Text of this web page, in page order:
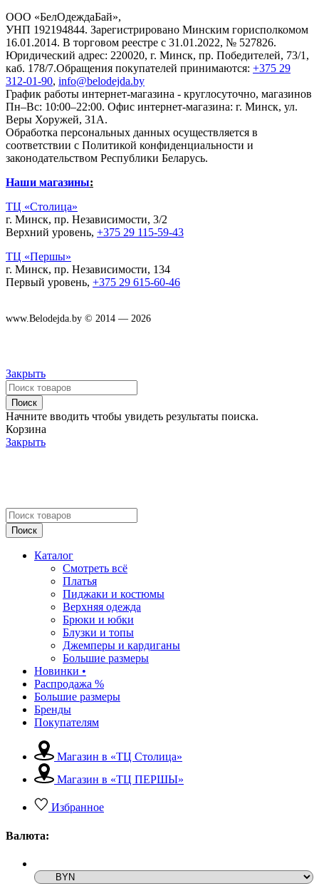
ООО «БелОдеждаБай»,
УНП 192194844. Зарегистрировано Минским горисполкомом
16.01.2014. В торговом реестре с 31.01.2022, № 527826.
Юридический адрес: 220020, г. Минск, пр. Победителей, 73/1,
каб. 178/7.Обращения покупателей принимаются: +375 29
312-01-90, info@belodejda.by
График работы интернет-магазина - круглосуточно, магазинов
Пн–Вс: 10:00–22:00. Офис интернет-магазина: г. Минск, ул.
Веры Хоружей, 31А.
Обработка персональных данных осуществляется в
соответствии с Политикой конфиденциальности и
законодательством Республики Беларусь.
Наши магазины:
ТЦ «Столица»
г. Минск, пр. Независимости, 3/2
Верхний уровень, +375 29 115-59-43
ТЦ «Першы»
г. Минск, пр. Независимости, 134
Первый уровень, +375 29 615-60-46
www.Belodejda.by © 2014 — 2026
Закрыть
Поиск
Начните вводить чтобы увидеть результаты поиска.
Корзина
Закрыть
Поиск
Каталог
Смотреть всё
Платья
Пиджаки и костюмы
Верхняя одежда
Брюки и юбки
Блузки и топы
Джемперы и кардиганы
Большие размеры
Новинки •
Распродажа %
Большие размеры
Бренды
Покупателям
Магазин в «ТЦ Столица»
Магазин в «ТЦ ПЕРШЫ»
Избранное
Валюта: